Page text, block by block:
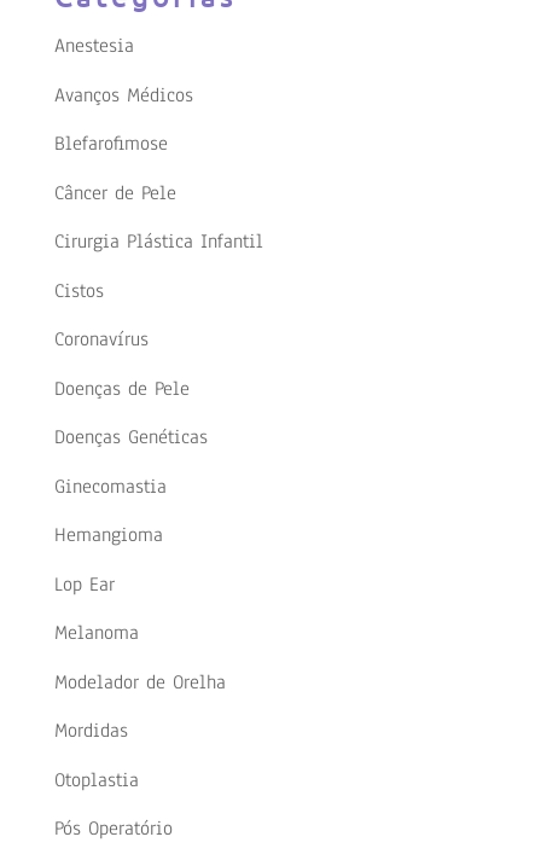
Anestesia
Avanços Médicos
Blefarofimose
Câncer de Pele
Cirurgia Plástica Infantil
Cistos
Coronavírus
Doenças de Pele
Doenças Genéticas
Ginecomastia
Hemangioma
Lop Ear
Melanoma
Modelador de Orelha
Mordidas
Otoplastia
Pós Operatório